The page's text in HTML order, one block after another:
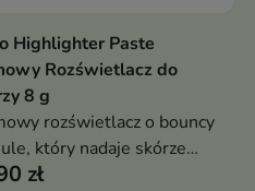
Dodaj do koszyka
Highlighter Paste
Rozświetlacz do
8 g
rozświetlacz o bouncy
który nadaje skórze
mokry blask bez
zł